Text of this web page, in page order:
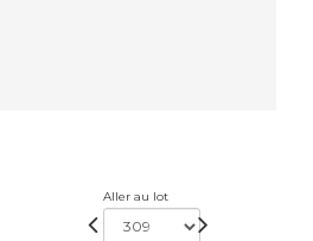
Aller au lot